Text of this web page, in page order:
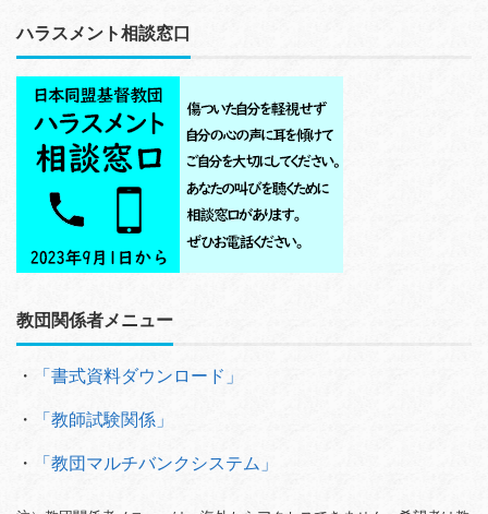
ハラスメント相談窓口
教団関係者メニュー
・ 「書式資料ダウンロード」
・ 「教師試験関係」
・ 「教団マルチバンクシステム」